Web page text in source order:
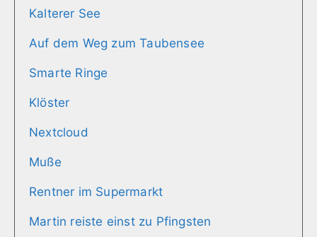
Kalterer See
Auf dem Weg zum Taubensee
Smarte Ringe
Klöster
Nextcloud
Muße
Rentner im Supermarkt
Martin reiste einst zu Pfingsten